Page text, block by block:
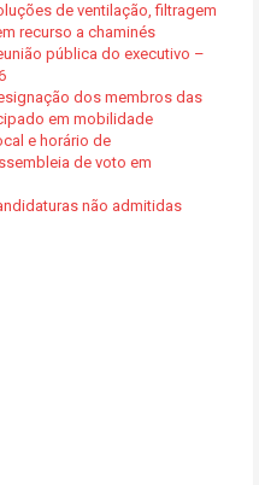
de ventilação, filtragem
recurso a chaminés
pública do executivo –
dos membros das
em mobilidade
e horário de
de voto em
não admitidas